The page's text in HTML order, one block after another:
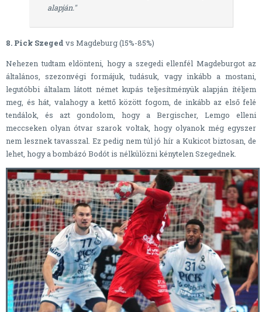
alapján."
8. Pick Szeged vs Magdeburg (15%-85%)
Nehezen tudtam eldönteni, hogy a szegedi ellenfél Magdeburgot az
általános, szezonvégi formájuk, tudásuk, vagy inkább a mostani,
legutóbbi általam látott német kupás teljesítményük alapján ítéljem
meg, és hát, valahogy a kettő között fogom, de inkább az első felé
tendálok, és azt gondolom, hogy a Bergischer, Lemgo elleni
meccseken olyan ótvar szarok voltak, hogy olyanok még egyszer
nem lesznek tavasszal. Ez pedig nem túl jó hír a Kukicot biztosan, de
lehet, hogy a bombázó Bodót is nélkülözni kénytelen Szegednek.